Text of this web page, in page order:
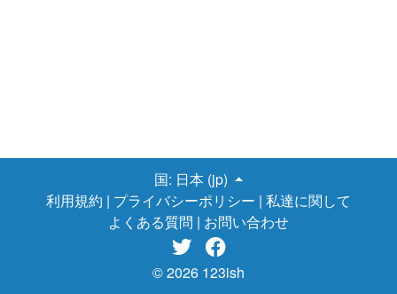
国: 日本 (jp)
利用規約 | プライバシーポリシー | 私達に関して
よくある質問 | お問い合わせ
 
© 2026 123ish